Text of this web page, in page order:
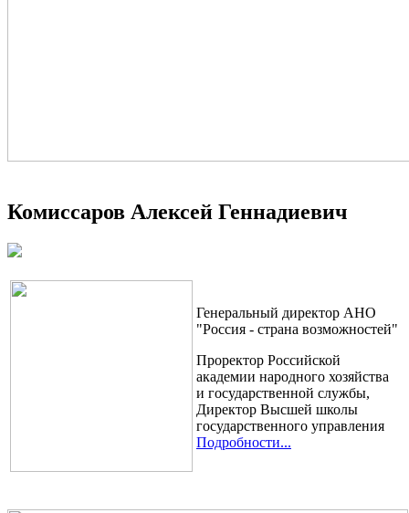
Комиссаров Алексей Геннадиевич
Генеральный директор АНО
"Россия - страна возможностей"
Проректор Российской
академии народного хозяйства
и государственной службы,
Директор Высшей школы
государственного управления
Подробности...